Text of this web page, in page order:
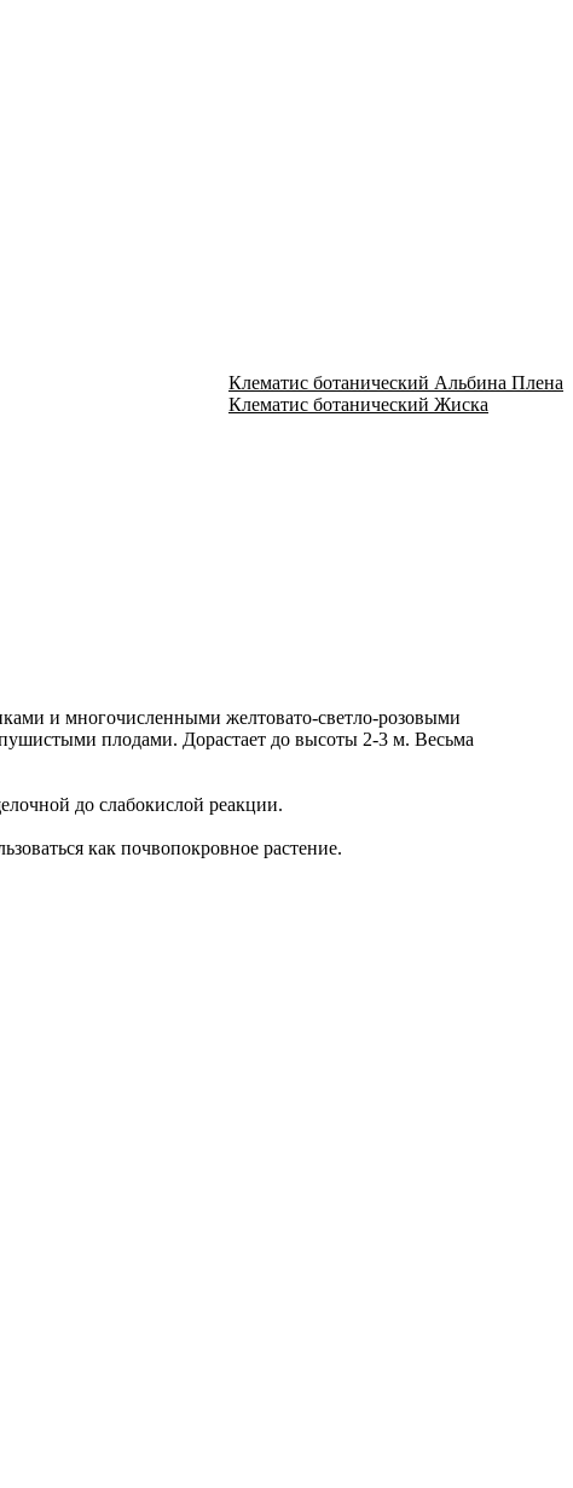
Клематис ботанический Альбина Плена
Клематис ботанический Жиска
и многочисленными желтовато-светло-розовыми
плодами. Дорастает до высоты 2-3 м. Весьма
до слабокислой реакции.
как почвопокровное растение.